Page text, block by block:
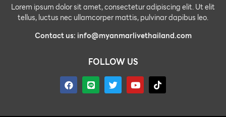
Lorem ipsum dolor sit amet, consectetur adipiscing elit. Ut elit
tellus, luctus nec ullamcorper mattis, pulvinar dapibus leo.
Contact us: info@myanmarlivethailand.com
FOLLOW US